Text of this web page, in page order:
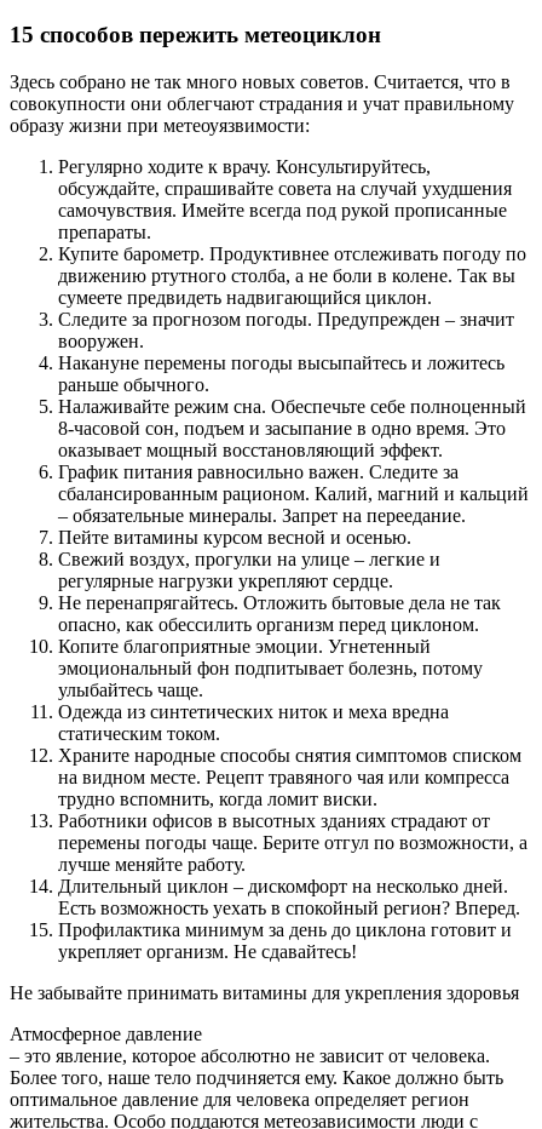
15 способов пережить метеоциклон
Здесь собрано не так много новых советов. Считается, что в
совокупности они облегчают страдания и учат правильному
образу жизни при метеоуязвимости:
Регулярно ходите к врачу. Консультируйтесь,
обсуждайте, спрашивайте совета на случай ухудшения
самочувствия. Имейте всегда под рукой прописанные
препараты.
Купите барометр. Продуктивнее отслеживать погоду по
движению ртутного столба, а не боли в колене. Так вы
сумеете предвидеть надвигающийся циклон.
Следите за прогнозом погоды. Предупрежден – значит
вооружен.
Накануне перемены погоды высыпайтесь и ложитесь
раньше обычного.
Налаживайте режим сна. Обеспечьте себе полноценный
8-часовой сон, подъем и засыпание в одно время. Это
оказывает мощный восстановляющий эффект.
График питания равносильно важен. Следите за
сбалансированным рационом. Калий, магний и кальций
– обязательные минералы. Запрет на переедание.
Пейте витамины курсом весной и осенью.
Свежий воздух, прогулки на улице – легкие и
регулярные нагрузки укрепляют сердце.
Не перенапрягайтесь. Отложить бытовые дела не так
опасно, как обессилить организм перед циклоном.
Копите благоприятные эмоции. Угнетенный
эмоциональный фон подпитывает болезнь, потому
улыбайтесь чаще.
Одежда из синтетических ниток и меха вредна
статическим током.
Храните народные способы снятия симптомов списком
на видном месте. Рецепт травяного чая или компресса
трудно вспомнить, когда ломит виски.
Работники офисов в высотных зданиях страдают от
перемены погоды чаще. Берите отгул по возможности, а
лучше меняйте работу.
Длительный циклон – дискомфорт на несколько дней.
Есть возможность уехать в спокойный регион? Вперед.
Профилактика минимум за день до циклона готовит и
укрепляет организм. Не сдавайтесь!
Не забывайте принимать витамины для укрепления здоровья
Атмосферное давление
– это явление, которое абсолютно не зависит от человека.
Более того, наше тело подчиняется ему. Какое должно быть
оптимальное давление для человека определяет регион
жительства. Особо поддаются метеозависимости люди с